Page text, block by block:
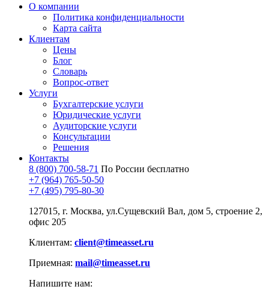
О компании
Политика конфиденциальности
Карта сайта
Клиентам
Цены
Блог
Словарь
Вопрос-ответ
Услуги
Бухгалтерские услуги
Юридические услуги
Аудиторские услуги
Консультации
Решения
Контакты
8 (800) 700-58-71 По России бесплатно
+7 (964) 765-50-50
+7 (495) 795-80-30
127015, г. Москва, ул.Сущевский Вал, дом 5, строение 2,
офис 205
Клиентам: client@timeasset.ru
Приемная: mail@timeasset.ru
Напишите нам: